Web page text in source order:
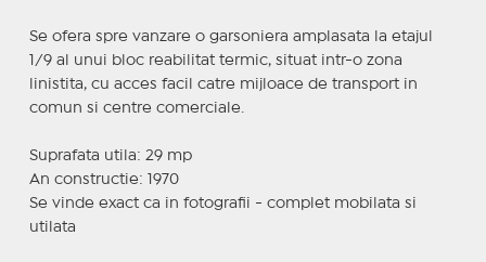
Se ofera spre vanzare o garsoniera amplasata la etajul
1/9 al unui bloc reabilitat termic, situat intr-o zona
linistita, cu acces facil catre mijloace de transport in
comun si centre comerciale.
Suprafata utila: 29 mp
An constructie: 1970
Se vinde exact ca in fotografii - complet mobilata si
utilata